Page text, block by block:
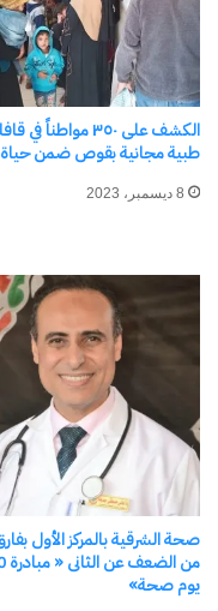
اكتشاف المزيد من
اشترك للحصول على أحدث
كتابة بريدك الإلكتروني...
الموصلات
الكشف على ٣٥٠ مواطناً في
طبية مجانية بقوص ضمن حياة
8 ديسمبر، 2023
صحة الشرقية بالمركز الأول
من
يوم صحة»